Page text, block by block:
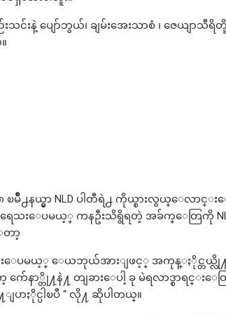
နဲ့ ပျော်ဘွယ်၊ ချမ်းအေးသာစံ ၊ ဇေယျာသီရိ
နယ္မွာ NLD ပါတီရဲ႕ ကိုယ္စားလွယ္ေလာင္း
ေသးေပမယ့္ ကနဦးသိရွိရတဲ့ အခ်က္ေတြကို
တာ့
းေပမယ့္ ေယဘုယ်အားျဖင့္ အကုန္ႏိုင္တယ္လို႔
နာ္တို႔နဲ႔ တျခားေပါ့ ခု မဲရလာဒ္စာရင္းေ
ာႏိုင္ပါၿပီ “ လို႔ ဆိုပါတယ္။